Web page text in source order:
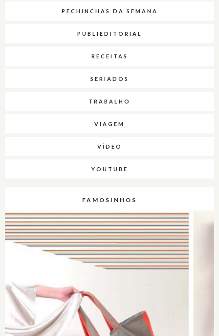
PECHINCHAS DA SEMANA
PUBLIEDITORIAL
RECEITAS
SERIADOS
TRABALHO
VIAGEM
VÍDEO
YOUTUBE
FAMOSINHOS